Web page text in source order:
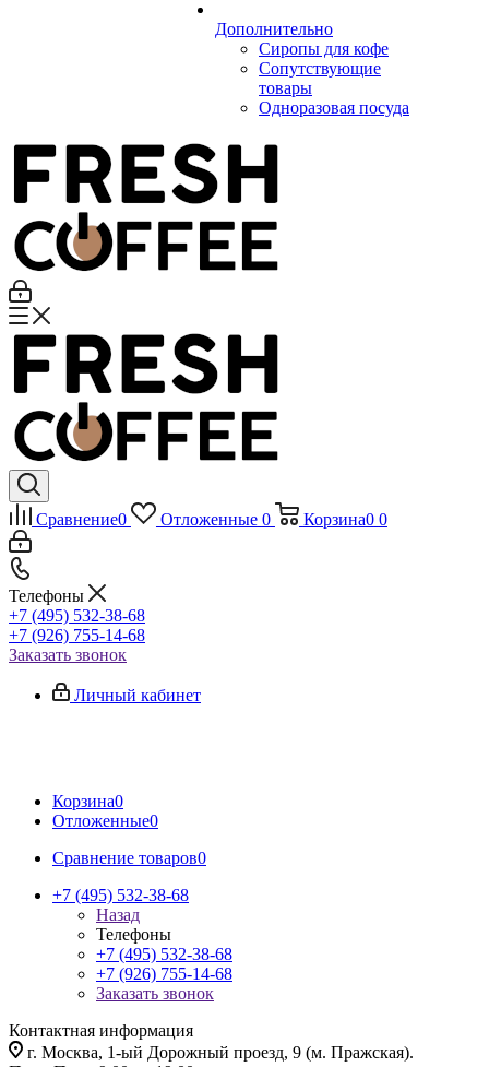
Дополнительно
Сиропы для кофе
Сопутствующие
товары
Одноразовая посуда
Сравнение0 Отложенные 0 Корзина0 0
Телефоны
+7 (495) 532-38-68
+7 (926) 755-14-68
Заказать звонок
Личный кабинет
Корзина0
Отложенные0
Сравнение товаров0
+7 (495) 532-38-68
Назад
Телефоны
+7 (495) 532-38-68
+7 (926) 755-14-68
Заказать звонок
Контактная информация
г. Москва, 1-ый Дорожный проезд, 9 (м. Пражская).